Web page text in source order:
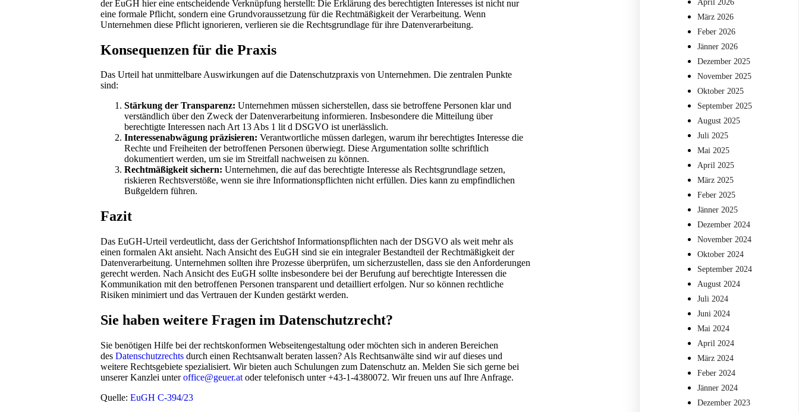
der EuGH hier eine entscheidende Verknüpfung herstellt: Die Erklärung des berechtigten Interesses ist nicht nur
eine formale Pflicht, sondern eine Grundvoraussetzung für die Rechtmäßigkeit der Verarbeitung. Wenn
Unternehmen diese Pflicht ignorieren, verlieren sie die Rechtsgrundlage für ihre Datenverarbeitung.
Konsequenzen für die Praxis
Das Urteil hat unmittelbare Auswirkungen auf die Datenschutzpraxis von Unternehmen. Die zentralen Punkte
sind:
Stärkung der Transparenz: Unternehmen müssen sicherstellen, dass sie betroffene Personen klar und
verständlich über den Zweck der Datenverarbeitung informieren. Insbesondere die Mitteilung über
berechtigte Interessen nach Art 13 Abs 1 lit d DSGVO ist unerlässlich.
Interessenabwägung präzisieren: Verantwortliche müssen darlegen, warum ihr berechtigtes Interesse die
Rechte und Freiheiten der betroffenen Personen überwiegt. Diese Argumentation sollte schriftlich
dokumentiert werden, um sie im Streitfall nachweisen zu können.
Rechtmäßigkeit sichern: Unternehmen, die auf das berechtigte Interesse als Rechtsgrundlage setzen,
riskieren Rechtsverstöße, wenn sie ihre Informationspflichten nicht erfüllen. Dies kann zu empfindlichen
Bußgeldern führen.
Fazit
Das EuGH-Urteil verdeutlicht, dass der Gerichtshof Informationspflichten nach der DSGVO als weit mehr als
einen formalen Akt ansieht. Nach Ansicht des EuGH sind sie ein integraler Bestandteil der Rechtmäßigkeit der
Datenverarbeitung. Unternehmen sollten ihre Prozesse überprüfen, um sicherzustellen, dass sie den Anforderungen
gerecht werden. Nach Ansicht des EuGH sollte insbesondere bei der Berufung auf berechtigte Interessen die
Kommunikation mit den betroffenen Personen transparent und detailliert erfolgen. Nur so können rechtliche
Risiken minimiert und das Vertrauen der Kunden gestärkt werden.
Sie haben weitere Fragen im Datenschutzrecht?
Sie benötigen Hilfe bei der rechtskonformen Webseitengestaltung oder möchten sich in anderen Bereichen
desDatenschutzrechtsdurch einen Rechtsanwalt beraten lassen? Als Rechtsanwälte sind wir auf dieses und
weitere Rechtsgebiete spezialisiert. Wir bieten auch Schulungen zum Datenschutz an. Melden Sie sich gerne bei
unserer Kanzlei unteroffice@geuer.at oder telefonisch unter +43-1-4380072. Wir freuen uns auf Ihre Anfrage.
Quelle:EuGH C‑394/23
April 2026
März 2026
Feber 2026
Jänner 2026
Dezember 2025
November 2025
Oktober 2025
September 2025
August 2025
Juli 2025
Mai 2025
April 2025
März 2025
Feber 2025
Jänner 2025
Dezember 2024
November 2024
Oktober 2024
September 2024
August 2024
Juli 2024
Juni 2024
Mai 2024
April 2024
März 2024
Feber 2024
Jänner 2024
Dezember 2023